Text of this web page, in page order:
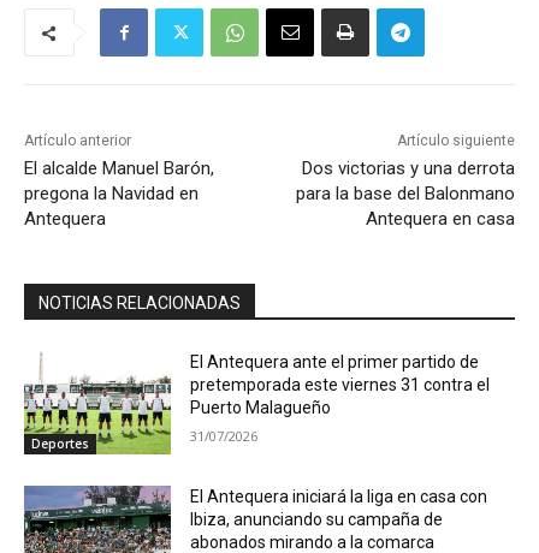
Artículo anterior
El alcalde Manuel Barón,
pregona la Navidad en
Antequera
Artículo siguiente
Dos victorias y una derrota
para la base del Balonmano
Antequera en casa
NOTICIAS RELACIONADAS
Deportes
El Antequera ante el primer partido de
pretemporada este viernes 31 contra el
Puerto Malagueño
31/07/2026
El Antequera iniciará la liga en casa con
Ibiza, anunciando su campaña de
abonados mirando a la comarca